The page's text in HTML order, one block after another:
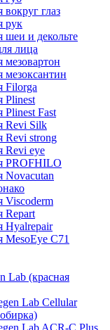
вокруг глаз
рук
шеи и декольте
лица
мезовартон
мезоксантин
Filorga
Plinest
Plinest Fast
Revi Silk
Revi strong
Revi eye
PROFHILO
Novacutan
Viscoderm
Repart
Hyalrepair
MesoEye C71
Lab (красная
Lab Cellular
Lab ACR-C Plus